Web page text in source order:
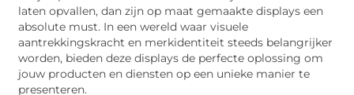
laten opvallen, dan zijn op maat gemaakte displays een
absolute must. In een wereld waar visuele
aantrekkingskracht en merkidentiteit steeds belangrijker
worden, bieden deze displays de perfecte oplossing om
jouw producten en diensten op een unieke manier te
presenteren.